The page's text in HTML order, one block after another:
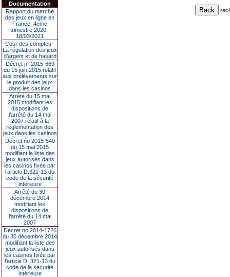
Documentation
Rapport du marché
des jeux en ligne en
France, 4eme
trimestre 2020 -
18/03/2021
Cour des comptes -
La régulation des jeux
d’argent et de hasard
Décret n° 2015-669
du 15 juin 2015 relatif
aux prélèvements sur
le produit des jeux
dans les casinos
Arrêté du 15 mai
2015 modifiant les
dispositions de
l’arrêté du 14 mai
2007 relatif à la
réglementation des
jeux dans les casinos
Décret no 2015-540
du 15 mai 2015
modifiant la liste des
jeux autorisés dans
les casinos fixée par
l’article D.321-13 du
code de la sécurité
intérieure
Arrêté du 30
décembre 2014
modifiant les
dispositions de
l’arrêté du 14 mai
2007
Décret no 2014-1726
du 30 décembre 2014
modifiant la liste des
jeux autorisés dans
les casinos fixée par
l’article D. 321-13 du
code de la sécurité
intérieure